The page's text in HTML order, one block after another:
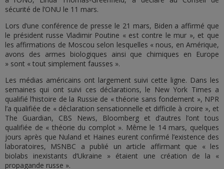
sécurité de l’ONU le 11 mars.
Lors d’une conférence de presse le 21 mars, Biden a affirmé que
le président russe Vladimir Poutine « est contre le mur », et que
les affirmations de Moscou selon lesquelles « nous, en Amérique,
avons des armes biologiques ainsi que chimiques en Europe
» sont « tout simplement fausses ».
Les médias américains ont largement suivi cette ligne. Dans les
semaines qui ont suivi ces déclarations, le New York Times a
qualifié l’histoire de la Russie de « théorie sans fondement », NPR
l’a qualifiée de « déclaration sensationnelle et difficile à croire », et
The Guardian, CBS News, Bloomberg et d’autres l’ont tous
qualifiée de « théorie du complot ». Même le 14 mars, quelques
jours après que Nuland et Haines eurent confirmé l’existence des
laboratoires, MSNBC a publié un article affirmant que « les
biolabs inexistants d’Ukraine » étaient une création de la «
propagande russe ».